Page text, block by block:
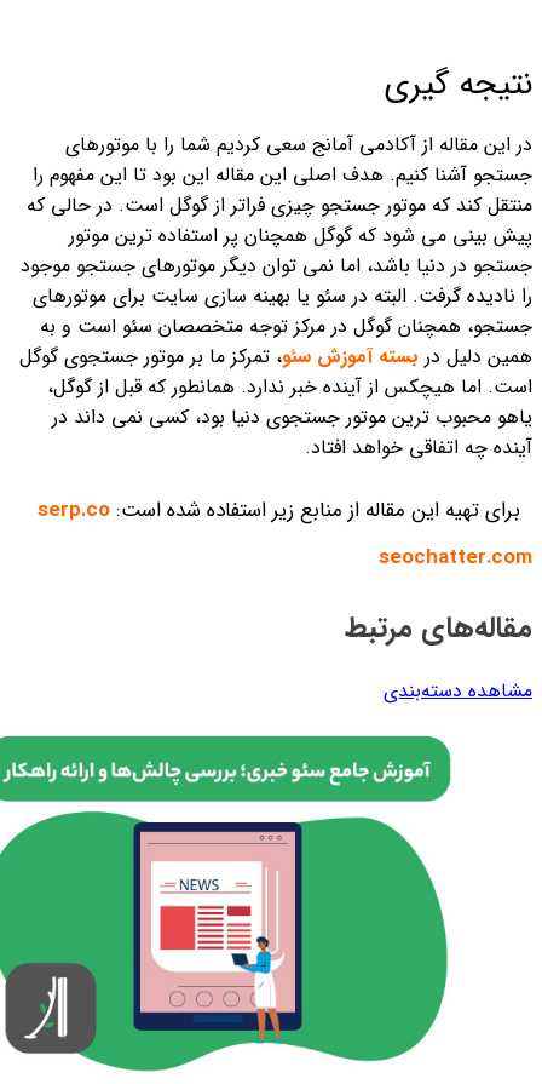
نتیجه گیری
در این مقاله از آکادمی آمانج سعی کردیم شما را با موتورهای
جستجو آشنا کنیم. هدف اصلی این مقاله این بود تا این مفهوم را
منتقل کند که موتور جستجو چیزی فراتر از گوگل است. در حالی که
پیش بینی می شود که گوگل همچنان پر استفاده ترین موتور
جستجو در دنیا باشد، اما نمی توان دیگر موتورهای جستجو موجود
را نادیده گرفت. البته در سئو یا بهینه سازی سایت برای موتورهای
جستجو، همچنان گوگل در مرکز توجه متخصصان سئو است و به
همین دلیل در بسته آموزش سئو، تمرکز ما بر موتور جستجوی گوگل
است. اما هیچکس از آینده خبر ندارد. همانطور که قبل از گوگل،
یاهو محبوب ترین موتور جستجوی دنیا بود، کسی نمی داند در
آینده چه اتفاقی خواهد افتاد.
برای تهیه این مقاله از منابع زیر استفاده شده است: serp.co
seochatter.com
مقاله‌های مرتبط
مشاهده دسته‌بندی